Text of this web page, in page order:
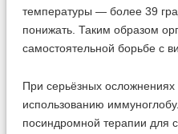
температуры — более 39
понижать. Таким образом
самостоятельной борьбе с
При серьёзных
использованию
посиндромной терапии для